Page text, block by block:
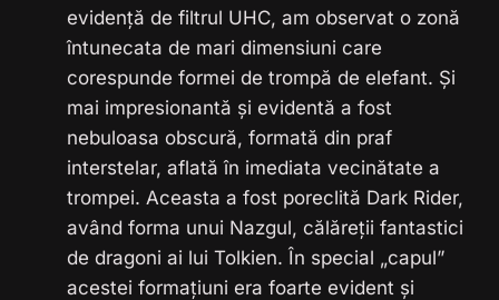
evidență de filtrul UHC, am observat o zonă
întunecata de mari dimensiuni care
corespunde formei de trompă de elefant. Și
mai impresionantă și evidentă a fost
nebuloasa obscură, formată din praf
interstelar, aflată în imediata vecinătate a
trompei. Aceasta a fost poreclită Dark Rider,
având forma unui Nazgul, călăreții fantastici
de dragoni ai lui Tolkien. În special „capul”
acestei formațiuni era foarte evident și